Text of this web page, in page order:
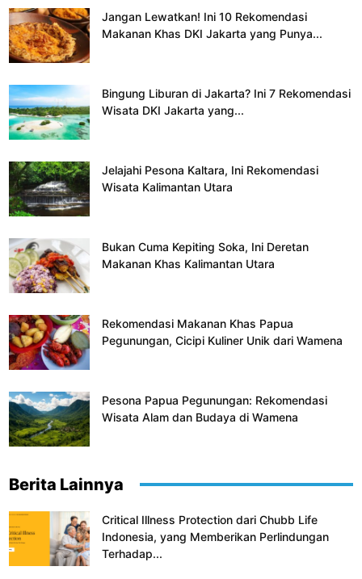
Jangan Lewatkan! Ini 10 Rekomendasi
Makanan Khas DKI Jakarta yang Punya...
Bingung Liburan di Jakarta? Ini 7 Rekomendasi
Wisata DKI Jakarta yang...
Jelajahi Pesona Kaltara, Ini Rekomendasi
Wisata Kalimantan Utara
Bukan Cuma Kepiting Soka, Ini Deretan
Makanan Khas Kalimantan Utara
Rekomendasi Makanan Khas Papua
Pegunungan, Cicipi Kuliner Unik dari Wamena
Pesona Papua Pegunungan: Rekomendasi
Wisata Alam dan Budaya di Wamena
Berita Lainnya
Critical Illness Protection dari Chubb Life
Indonesia, yang Memberikan Perlindungan
Terhadap...